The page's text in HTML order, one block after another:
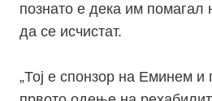
познато е дека им помагал
да се исчистат.
„Тој е спонзор на Еминем и